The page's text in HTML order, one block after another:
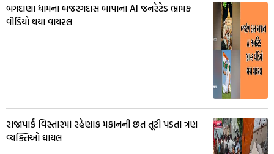
બગદાણા ધામના બજરંગદાસ બાપાના AI જનરેટેડ ભ્રામક
વીડિયો થયા વાયરલ
રાજાપાર્ક વિસ્તારમાં રહેણાંક મકાનની છત તૂટી પડતા ત્રણ
વ્યક્તિઓ ઘાયલ